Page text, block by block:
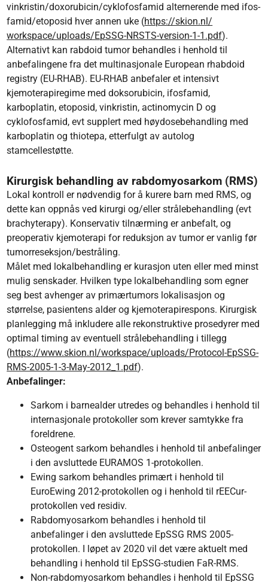
vinkristin/doxorubicin/cyklofosfamid alternerende med ifos­
famid/etoposid hver annen uke (https://skion.nl/​
workspace/​uploads/EpSSG-NRSTS-version-1-1.pdf).
Alternativt kan rabdoid tumor behandles i henhold til
anbefalingene fra det multinasjonale European rhabdoid
registry (EU-RHAB). EU-RHAB anbefaler et intensivt
kjemoterapiregime med doksorubicin, ifosfamid,
karboplatin, etoposid, vinkristin, actinomycin D og
cyklofosfamid, evt supplert med høydosebehandling med
karboplatin og thiotepa, etterfulgt av autolog
stamcellestøtte.
Kirurgisk behandling av rabdomyosarkom (RMS)
Lokal kontroll er nødvendig for å kurere barn med RMS, og
dette kan oppnås ved kirurgi og/eller strålebehandling (evt
brachyterapy). Konservativ tilnærming er anbefalt, og
preoperativ kjemoterapi for reduksjon av tumor er vanlig før
tumorreseksjon/bestråling.
Målet med lokalbehandling er kurasjon uten eller med minst
mulig senskader. Hvilken type lokalbehandling som egner
seg best avhenger av primærtumors lokalisasjon og
størrelse, pasientens alder og kjemoterapirespons. Kirurgisk
planlegging må inkludere alle rekonstruktive prosedyrer med
optimal timing av eventuell strålebehandling i tillegg
(https://www.skion.nl/workspace/uploads/Protocol-EpSSG-
RMS-2005-1-3-May-2012_1.pdf).
Anbefalinger:
Sarkom i barnealder utredes og behandles i henhold til
internasjonale protokoller som krever samtykke fra
foreldrene.
Osteogent sarkom behandles i henhold til anbefalinger
i den avsluttede EURAMOS 1-protokollen.
Ewing sarkom behandles primært i henhold til
EuroEwing 2012-protokollen og i henhold til rEECur-
protokollen ved residiv.
Rabdomyosarkom behandles i henhold til
anbefalinger i den avsluttede EpSSG RMS 2005-
protokollen. I løpet av 2020 vil det være aktuelt med
behandling i henhold til EpSSG-studien FaR-RMS.
Non-rabdomyosarkom behandles i henhold til EpSSG